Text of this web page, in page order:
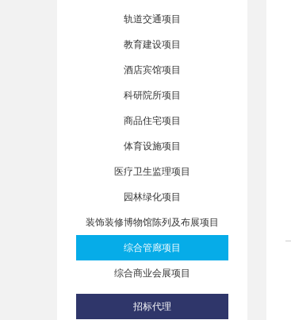
轨道交通项目
教育建设项目
酒店宾馆项目
科研院所项目
商品住宅项目
体育设施项目
医疗卫生监理项目
园林绿化项目
装饰装修博物馆陈列及布展项目
综合管廊项目
综合商业会展项目
招标代理